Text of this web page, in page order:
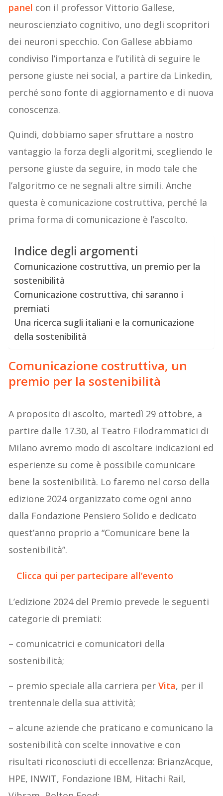
panel con il professor Vittorio Gallese,
neuroscienziato cognitivo, uno degli scopritori
dei neuroni specchio. Con Gallese abbiamo
condiviso l’importanza e l’utilità di seguire le
persone giuste nei social, a partire da Linkedin,
perché sono fonte di aggiornamento e di nuova
conoscenza.
Quindi, dobbiamo saper sfruttare a nostro
vantaggio la forza degli algoritmi, scegliendo le
persone giuste da seguire, in modo tale che
l’algoritmo ce ne segnali altre simili. Anche
questa è comunicazione costruttiva, perché la
prima forma di comunicazione è l’ascolto.
Indice degli argomenti
Comunicazione costruttiva, un premio per la
sostenibilità
Comunicazione costruttiva, chi saranno i
premiati
Una ricerca sugli italiani e la comunicazione
della sostenibilità
Comunicazione costruttiva, un
premio per la sostenibilità
A proposito di ascolto, martedì 29 ottobre, a
partire dalle 17.30, al Teatro Filodrammatici di
Milano avremo modo di ascoltare indicazioni ed
esperienze su come è possibile comunicare
bene la sostenibilità. Lo faremo nel corso della
edizione 2024 organizzato come ogni anno
dalla Fondazione Pensiero Solido e dedicato
quest’anno proprio a “Comunicare bene la
sostenibilità”.
Clicca qui per partecipare all’evento
L’edizione 2024 del Premio prevede le seguenti
categorie di premiati:
– comunicatrici e comunicatori della
sostenibilità;
– premio speciale alla carriera perVita, per il
trentennale della sua attività;
– alcune aziende che praticano e comunicano la
sostenibilità con scelte innovative e con
risultati riconosciuti di eccellenza: BrianzAcque,
HPE, INWIT, Fondazione IBM, Hitachi Rail,